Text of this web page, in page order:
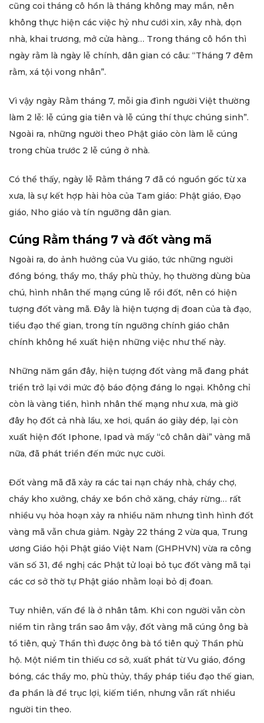
cũng coi tháng cô hồn là tháng không may mắn, nên
không thực hiện các việc hỷ như cưới xin, xây nhà, dọn
nhà, khai trương, mở cửa hàng… Trong tháng cô hồn thì
ngày rằm là ngày lễ chính, dân gian có câu: “Tháng 7 đêm
rằm, xá tội vong nhân”.
Vì vậy ngày Rằm tháng 7, mỗi gia đình người Việt thường
làm 2 lễ: lễ cúng gia tiên và lễ cúng thí thực chúng sinh”.
Ngoài ra, những người theo Phật giáo còn làm lễ cúng
trong chùa trước 2 lễ cúng ở nhà.
Có thể thấy, ngày lễ Rằm tháng 7 đã có nguồn gốc từ xa
xưa, là sự kết hợp hài hòa của Tam giáo: Phật giáo, Đạo
giáo, Nho giáo và tín ngưỡng dân gian.
Cúng Rằm tháng 7 và đốt vàng mã
Ngoài ra, do ảnh hưởng của Vu giáo, tức những người
đồng bóng, thầy mo, thầy phù thủy, họ thường dùng bùa
chú, hình nhân thế mạng cúng lễ rồi đốt, nên có hiện
tượng đốt vàng mã. Đây là hiện tượng dị đoan của tà đạo,
tiểu đạo thế gian, trong tín ngưỡng chính giáo chân
chính không hề xuất hiện những việc như thế này.
Những năm gần đây, hiện tượng đốt vàng mã đang phát
triển trở lại với mức độ báo động đáng lo ngại. Không chỉ
còn là vàng tiền, hình nhân thế mạng như xưa, mà giờ
đây họ đốt cả nhà lầu, xe hơi, quần áo giày dép, lại còn
xuất hiện đốt Iphone, Ipad và mấy “cô chân dài” vàng mã
nữa, đã phát triển đến mức nực cười.
Đốt vàng mã đã xảy ra các tai nạn cháy nhà, cháy chợ,
cháy kho xưởng, cháy xe bồn chở xăng, cháy rừng… rất
nhiều vụ hỏa hoạn xảy ra nhiều năm nhưng tình hình đốt
vàng mã vẫn chưa giảm. Ngày 22 tháng 2 vừa qua, Trung
ương Giáo hội Phật giáo Việt Nam (GHPHVN) vừa ra công
văn số 31, đề nghị các Phật tử loại bỏ tục đốt vàng mã tại
các cơ sở thờ tự Phật giáo nhằm loại bỏ dị đoan.
Tuy nhiên, vấn đề là ở nhân tâm. Khi con người vẫn còn
niềm tin rằng trần sao âm vậy, đốt vàng mã cúng ông bà
tổ tiên, quỷ Thần thì được ông bà tổ tiên quỷ Thần phù
hộ. Một niềm tin thiếu cơ sở, xuất phát từ Vu giáo, đồng
bóng, các thầy mo, phù thủy, thầy pháp tiểu đạo thế gian,
đa phần là để trục lợi, kiếm tiền, nhưng vẫn rất nhiều
người tin theo.